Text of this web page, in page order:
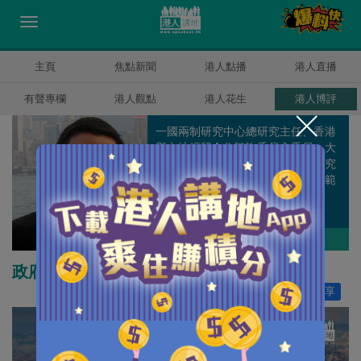
主頁 焦點新聞 港人點播 港人直播
有聲專欄 港人觀點 港人花生 港人博評
方舟
一國兩制研究中心總研究主任、香港
與內地經貿合作諮詢委員會委員、大
嶼山發展諮詢委員會委員，從事研究
工作多年，主力研究政治、經濟等範
疇。
作者其他博評
政府工作報告預示香港未來路向
分享
16